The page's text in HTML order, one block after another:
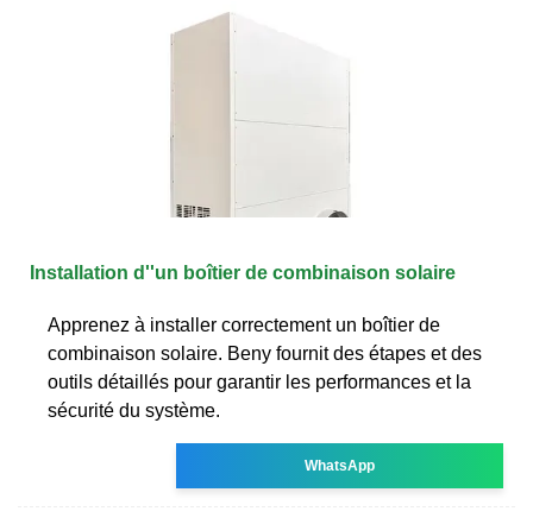
Installation d''un boîtier de combinaison solaire
Apprenez à installer correctement un boîtier de
combinaison solaire. Beny fournit des étapes et des
outils détaillés pour garantir les performances et la
sécurité du système.
WhatsApp